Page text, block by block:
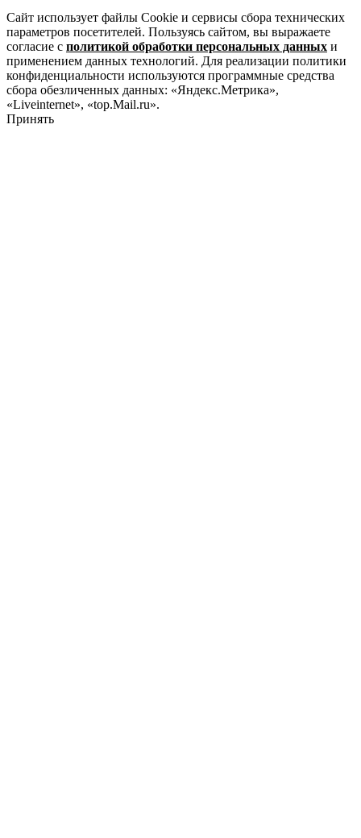
Сайт использует файлы Cookie и сервисы сбора технических
параметров посетителей. Пользуясь сайтом, вы выражаете
согласие с политикой обработки персональных данных и
применением данных технологий. Для реализации политики
конфиденциальности используются программные средства
сбора обезличенных данных: «Яндекс.Метрика»,
«Liveinternet», «top.Mail.ru».
Принять